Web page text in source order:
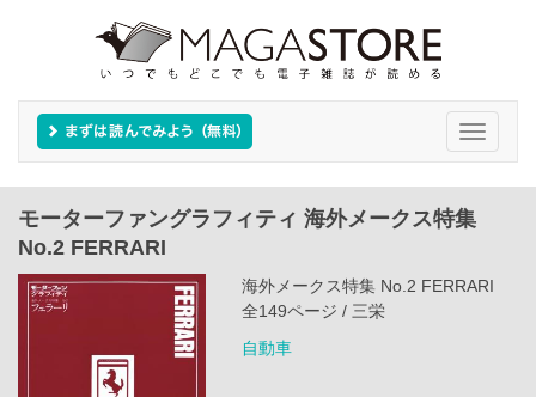
Toggle
モーターファングラフィティ 海外メークス特集
No.2 FERRARI
海外メークス特集 No.2 FERRARI
全149ページ / 三栄
自動車